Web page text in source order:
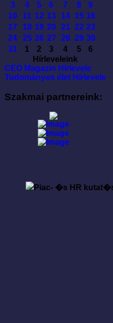
3
4 5 6 7 8
9
10
11 12 13 14 15 16
17
18 19 20 21 22 23
24
25 26 27 28 29 30
31
1 2 3 4 5
6
Hírleveleink
CEO Magazin Hírlevele
Tudományos élet Hírlevele
Szakmai partnereink: